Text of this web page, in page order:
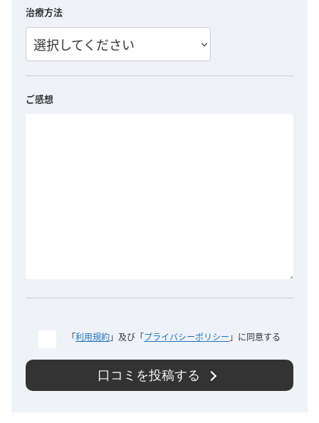
治療方法
選択してください
ご感想
「利用規約」及び「プライバシーポリシー 」に同意する
口コミを投稿する